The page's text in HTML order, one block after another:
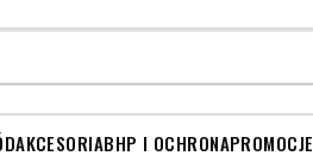
AKCESORIABHP I OCHRONAPROMOCJE